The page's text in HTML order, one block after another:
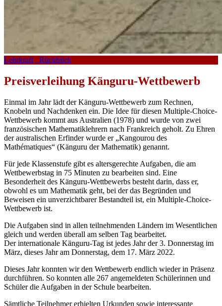
Lehrkraft _Rückblick
Preisverleihung Känguru-Wettbewerb
Einmal im Jahr lädt der Känguru-Wettbewerb zum Rechnen,
Knobeln und Nachdenken ein. Die Idee für diesen Multiple-Choice-
Wettbewerb kommt aus Australien (1978) und wurde von zwei
französischen Mathematiklehrern nach Frankreich geholt. Zu Ehren
der australischen Erfinder wurde er „Kangourou des
Mathématiques“ (Känguru der Mathematik) genannt.
Für jede Klassenstufe gibt es altersgerechte Aufgaben, die am
Wettbewerbstag in 75 Minuten zu bearbeiten sind. Eine
Besonderheit des Känguru-Wettbewerbs besteht darin, dass er,
obwohl es um Mathematik geht, bei der das Begründen und
Beweisen ein unverzichtbarer Bestandteil ist, ein Multiple-Choice-
Wettbewerb ist.
Die Aufgaben sind in allen teilnehmenden Ländern im Wesentlichen
gleich und werden überall am selben Tag bearbeitet.
Der internationale Känguru-Tag ist jedes Jahr der 3. Donnerstag im
März, dieses Jahr am Donnerstag, dem 17. März 2022.
Dieses Jahr konnten wir den Wettbewerb endlich wieder in Präsenz
durchführen. So konnten alle 267 angemeldeten Schülerinnen und
Schüler die Aufgaben in der Schule bearbeiten.
Sämtliche Teilnehmer erhielten Urkunden sowie interessante